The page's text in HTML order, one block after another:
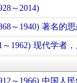
～2014)
～1940) 著名的
～1962) 现代学者
～1966) 中国人